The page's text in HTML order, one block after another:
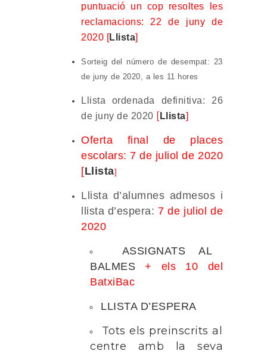
puntuació un cop resoltes les
reclamacions: 22 de juny de
2020 [Llista]
Sorteig del número de desempat: 23
de juny de 2020, a les 11 hores
Llista ordenada definitiva: 26
de juny de 2020 [ Llista]
Oferta final de places
escolars: 7 de juliol de 2020
[Llista]
Llista d’alumnes admesos i
llista d’espera: 7 de juliol de
2020
ASSIGNATS AL
BALMES + els 10 del
BatxiBac
LLISTA D’ESPERA
Tots els preinscrits al
centre amb la seva